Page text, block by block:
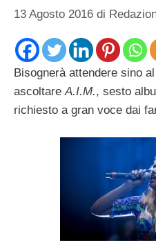
13 Agosto 2016 di
Bisognerà attendere sino
ascoltareA.I.M., sesto
richiesto a gran voce dai